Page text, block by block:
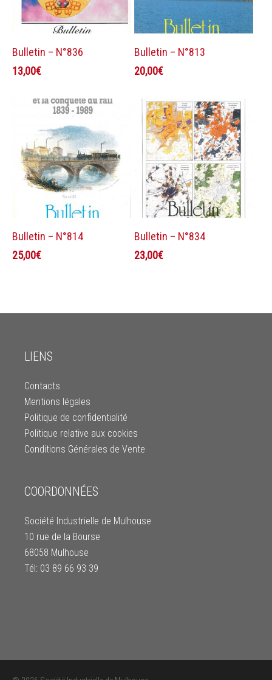
Ajouter au panier
Bulletin – N°836
13,00€
Ajouter au panier
Bulletin – N°813
20,00€
Ajouter au panier
Bulletin – N°814
25,00€
Ajouter au panier
Bulletin – N°834
23,00€
LIENS
Contacts
Mentions légales
Politique de confidentialité
Politique relative aux cookies
Conditions Générales de Vente
COORDONNÉES
Société Industrielle de Mulhouse
10 rue de la Bourse
68058 Mulhouse
Tél: 03 89 66 93 39